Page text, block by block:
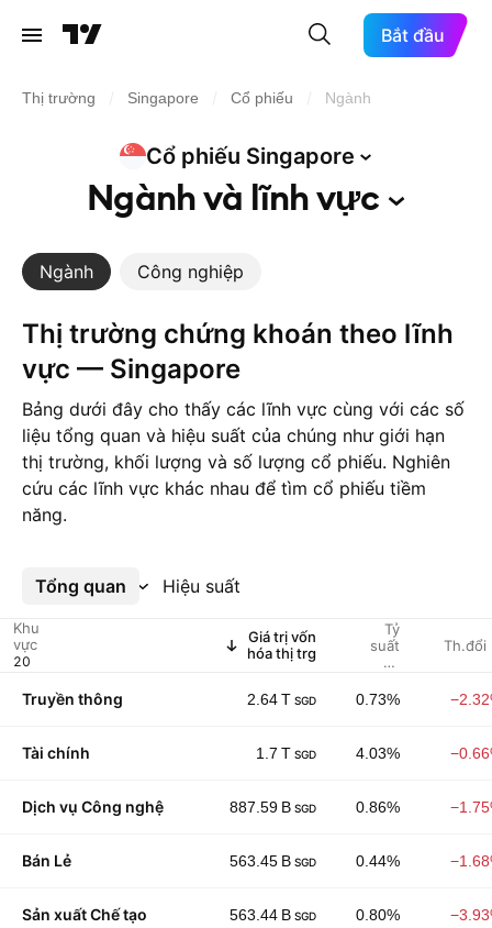
Bắt đầu
Thị trường Singapore Cổ phiếu Ngành
Cổ phiếu Singapore
Ngành và lĩnhvực
Ngành Công nghiệp
Thị trường chứng khoán theo lĩnh
vực — Singapore
Bảng dưới đây cho thấy các lĩnh vực cùng với các số
liệu tổng quan và hiệu suất của chúng như giới hạn
thị trường, khối lượng và số lượng cổ phiếu. Nghiên
cứu các lĩnh vực khác nhau để tìm cổ phiếu tiềm
năng.
Tổng quan Hiệu suất
Xem thêm
Khu
vực
Giá trị vốn
hóa thị trg
Tỷ
suất
cổ
(được
chỉ
Th.đổi
Truyền thông 2.64 T SGD 0.73%
Tài chính 1.7 T SGD 4.03%
Dịch vụ Công nghệ 887.59 B SGD 0.86%
Bán Lẻ 563.45 B SGD 0.44%
Sản xuất Chế tạo 563.44 B SGD 0.80%